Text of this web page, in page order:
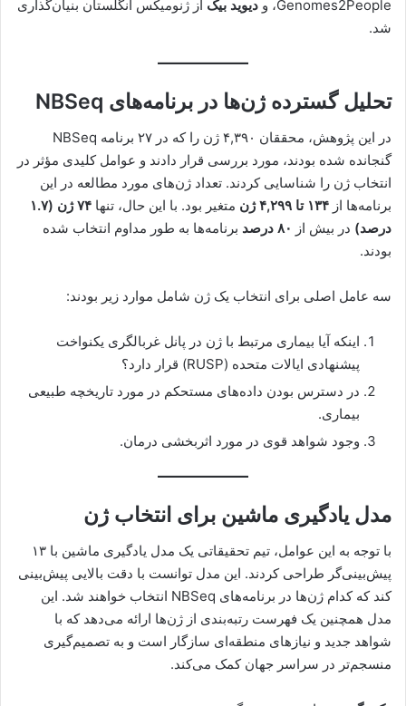
Genomes2People، و
دیوید بیک از ژنومیکس انگلستان بنیان‌گذاری
شد.
تحلیل گسترده ژن‌ها در برنامه‌های NBSeq
در این پژوهش، محققان ۴,۳۹۰ ژن را که در ۲۷ برنامه NBSeq
گنجانده شده بودند، مورد بررسی قرار دادند و عوامل کلیدی مؤثر در
انتخاب ژن را شناسایی کردند. تعداد ژن‌های مورد مطالعه در این
برنامه‌ها از ۱۳۴ تا ۴,۲۹۹ ژن متغیر بود. با این حال، تنها
۷۴ ژن (۱.۷
درصد) در بیش از ۸۰ درصد
برنامه‌ها به طور مداوم انتخاب شده
بودند.
سه عامل اصلی برای انتخاب یک ژن شامل موارد زیر بودند:
اینکه آیا بیماری مرتبط با ژن در پانل غربالگری یکنواخت
پیشنهادی ایالات متحده (RUSP) قرار دارد؟
در دسترس بودن داده‌های مستحکم در مورد تاریخچه طبیعی
بیماری.
وجود شواهد قوی در مورد اثربخشی درمان.
مدل یادگیری ماشین برای انتخاب ژن
با توجه به این عوامل، تیم تحقیقاتی یک مدل یادگیری ماشین با ۱۳
پیش‌بینی‌گر طراحی کردند. این مدل توانست با دقت بالایی پیش‌بینی
کند که کدام ژن‌ها در برنامه‌های NBSeq انتخاب خواهند شد. این
مدل همچنین یک فهرست رتبه‌بندی از ژن‌ها ارائه می‌دهد که با
شواهد جدید و نیازهای منطقه‌ای سازگار است و به تصمیم‌گیری
منسجم‌تر در سراسر جهان کمک می‌کند.